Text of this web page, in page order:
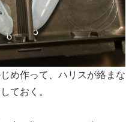
め作って、ハリスが絡まな
ておく。